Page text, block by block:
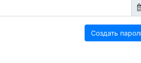
Создать